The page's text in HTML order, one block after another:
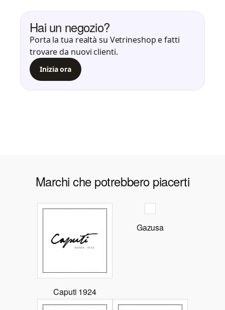
Hai un negozio?
Porta la tua realtà su Vetrineshop e fatti
trovare da nuovi clienti.
Inizia ora
Marchi che potrebbero piacerti
Caputi 1924
Gazusa